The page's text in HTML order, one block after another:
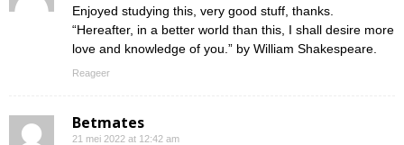
Enjoyed studying this, very good stuff, thanks.
“Hereafter, in a better world than this, I shall desire more
love and knowledge of you.” by William Shakespeare.
Reageer
Betmates
21 mei 2022 at 12:42 am